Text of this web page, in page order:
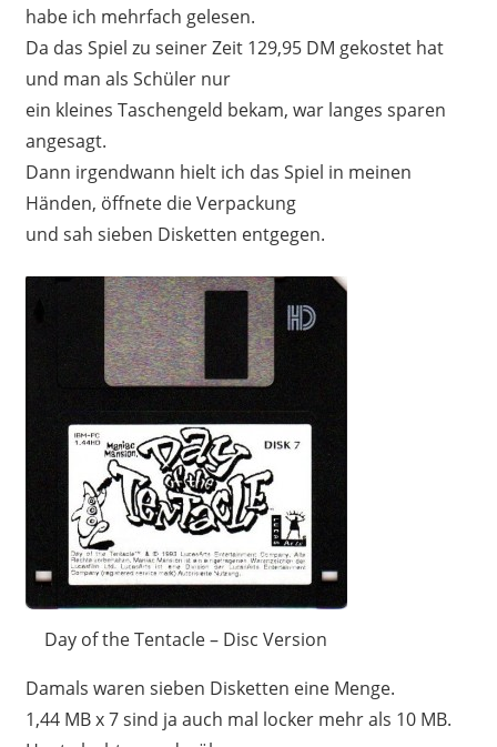
habe ich mehrfach gelesen.
Da das Spiel zu seiner Zeit 129,95 DM gekostet hat
und man als Schüler nur
ein kleines Taschengeld bekam, war langes sparen
angesagt.
Dann irgendwann hielt ich das Spiel in meinen
Händen, öffnete die Verpackung
und sah sieben Disketten entgegen.
Day of the Tentacle – Disc Version
Damals waren sieben Disketten eine Menge.
1,44 MB x 7 sind ja auch mal locker mehr als 10 MB.